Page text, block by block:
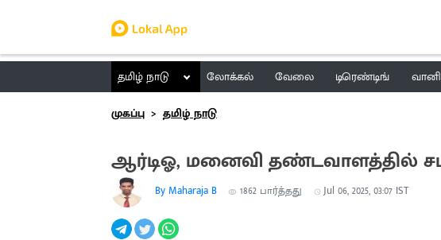
தமிழ் நாடு லோக்கல் வேலை டிரெண்டிங்
முகப்பு
தமிழ் நாடு
ஆர்டிஓ, மனைவி தண்டவாளத்தில்
By Maharaja B 1862 பார்த்தது Jul 06, 2025, 03:07 IST